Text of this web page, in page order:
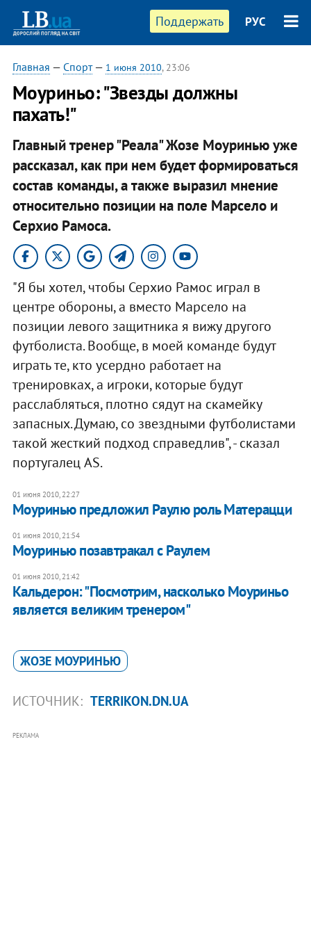
Поддержать РУС
Главная — Спорт— 1 июня 2010, 23:06
Моуриньо: "Звезды должны
пахать!"
Главный тренер "Реала" Жозе Моуринью уже
рассказал, как при нем будет формироваться
состав команды, а также выразил мнение
относительно позиции на поле Марсело и
Серхио Рамоса.
"Я бы хотел, чтобы Серхио Рамос играл в
центре обороны, а вместо Марсело на
позиции левого защитника я вижу другого
футболиста. Вообще, в моей команде будут
играть те, кто усердно работает на
тренировках, а игроки, которые будут
расслабляться, плотно сядут на скамейку
запасных. Думаю, со звездными футболистами
такой жесткий подход справедлив", - сказал
португалец AS.
01 июня 2010, 22:27
Моуринью предложил Раулю роль Матерацци
01 июня 2010, 21:54
Моуринью позавтракал с Раулем
01 июня 2010, 21:42
Кальдерон: "Посмотрим, насколько Моуриньо
является великим тренером"
ЖОЗЕ МОУРИНЬЮ
ИСТОЧНИК: TERRIKON.DN.UA
РЕКЛАМА